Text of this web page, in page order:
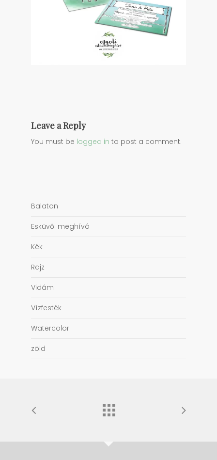
Leave a Reply
You must be logged in to post a comment.
Balaton
Esküvői meghívó
Kék
Rajz
Vidám
Vízfesték
Watercolor
zöld